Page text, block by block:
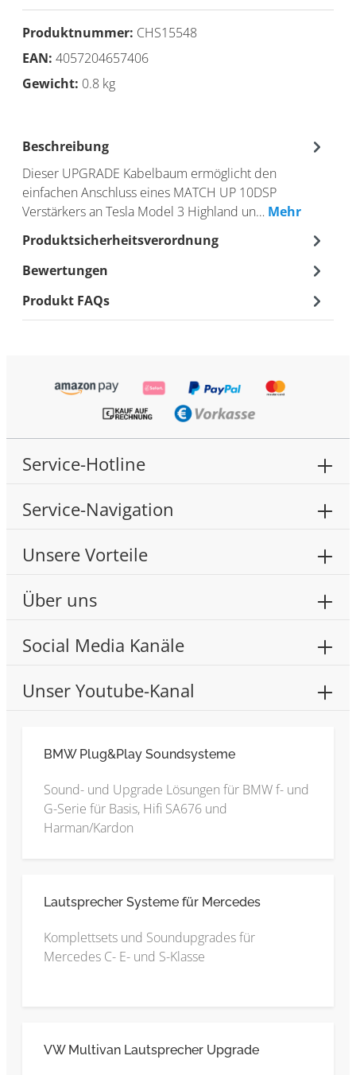
Produktnummer: CHS15548
EAN: 4057204657406
Gewicht: 0.8 kg
Beschreibung
Dieser UPGRADE Kabelbaum ermöglicht den
einfachen Anschluss eines MATCH UP 10DSP
Verstärkers an Tesla Model 3 Highland un… Mehr
Produktsicherheitsverordnung
Bewertungen
Produkt FAQs
Service-Hotline
Service-Navigation
Unsere Vorteile
Über uns
Social Media Kanäle
Unser Youtube-Kanal
BMW Plug&Play Soundsysteme
Sound- und Upgrade Lösungen für BMW f- und
G-Serie für Basis, Hifi SA676 und
Harman/Kardon
Lautsprecher Systeme für Mercedes
Komplettsets und Soundupgrades für
Mercedes C- E- und S-Klasse
VW Multivan Lautsprecher Upgrade